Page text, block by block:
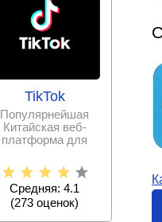
TikTok
Популярнейшая
Китайская веб-
платформа для
публикации
коротких
видеороликов
Средняя: 4.1
(273 оценок)